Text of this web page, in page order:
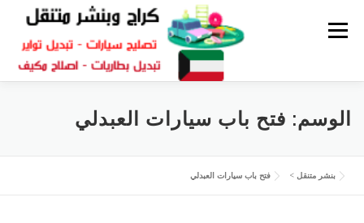
القائمة
كراج تصليح سيارات بنشر الكويت كراج متنقل
سكراب قطع غيار
الوسم: فتح باب سيارات العبدلي
بنشر متنقل > فتح باب سيارات العبدلي